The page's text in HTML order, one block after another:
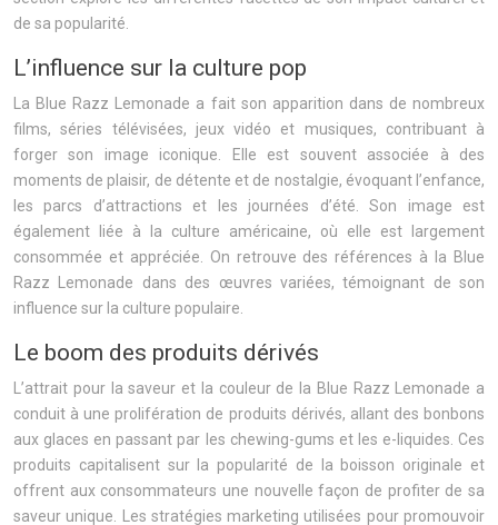
de sa popularité.
L’influence sur la culture pop
La Blue Razz Lemonade a fait son apparition dans de nombreux
films, séries télévisées, jeux vidéo et musiques, contribuant à
forger son image iconique. Elle est souvent associée à des
moments de plaisir, de détente et de nostalgie, évoquant l’enfance,
les parcs d’attractions et les journées d’été. Son image est
également liée à la culture américaine, où elle est largement
consommée et appréciée. On retrouve des références à la Blue
Razz Lemonade dans des œuvres variées, témoignant de son
influence sur la culture populaire.
Le boom des produits dérivés
L’attrait pour la saveur et la couleur de la Blue Razz Lemonade a
conduit à une prolifération de produits dérivés, allant des bonbons
aux glaces en passant par les chewing-gums et les e-liquides. Ces
produits capitalisent sur la popularité de la boisson originale et
offrent aux consommateurs une nouvelle façon de profiter de sa
saveur unique. Les stratégies marketing utilisées pour promouvoir